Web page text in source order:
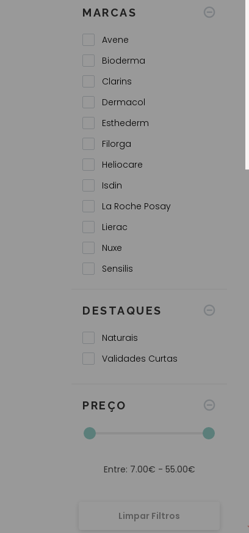
MARCAS
Avene
Bioderma
Clarins
Dermacol
Esthederm
Filorga
Heliocare
Isdin
La Roche Posay
Lierac
Nuxe
SVR
Uriage
Vichy
DESTAQUES
Naturais
PREÇO